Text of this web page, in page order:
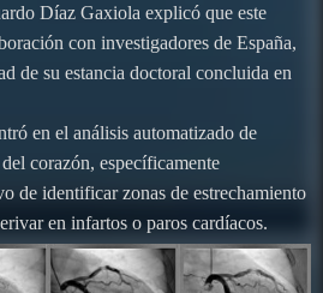
Díaz Gaxiola explicó que este
con investigadores de España,
de su estancia doctoral concluida en
en el análisis automatizado de
corazón, específicamente
de identificar zonas de estrechamiento
en infartos o paros cardíacos.